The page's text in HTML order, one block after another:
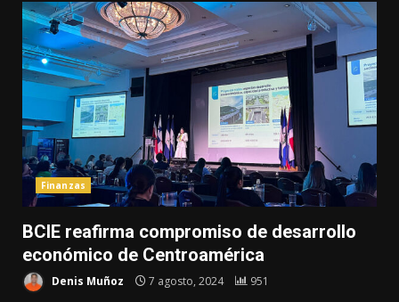
Finanzas
BCIE reafirma compromiso de desarrollo
económico de Centroamérica
Denis Muñoz 7 agosto, 2024 951